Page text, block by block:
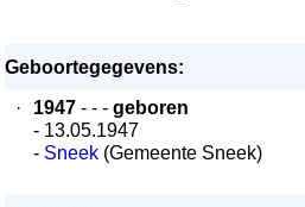
Geboortegegevens:
·
1947 - - - geboren
- 13.05.1947
- Sneek (Gemeente Sneek)